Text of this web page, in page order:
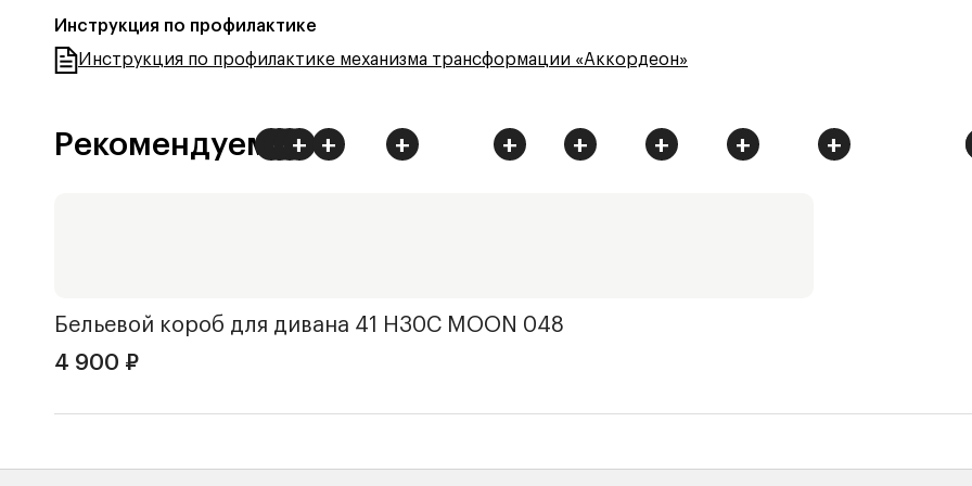
Инструкция по профилактике
Инструкция по профилактике механизма трансформации «Аккордеон»
++++ + +
+
+ + +
+
Рекомендуем
Бельевой короб для дивана 41 Н30С MOON 048
4 900 ₽